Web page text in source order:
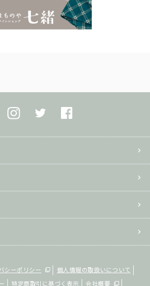
シーポリシー
個人情報の取扱いについて
特定商取引に基づく表示 会社概要